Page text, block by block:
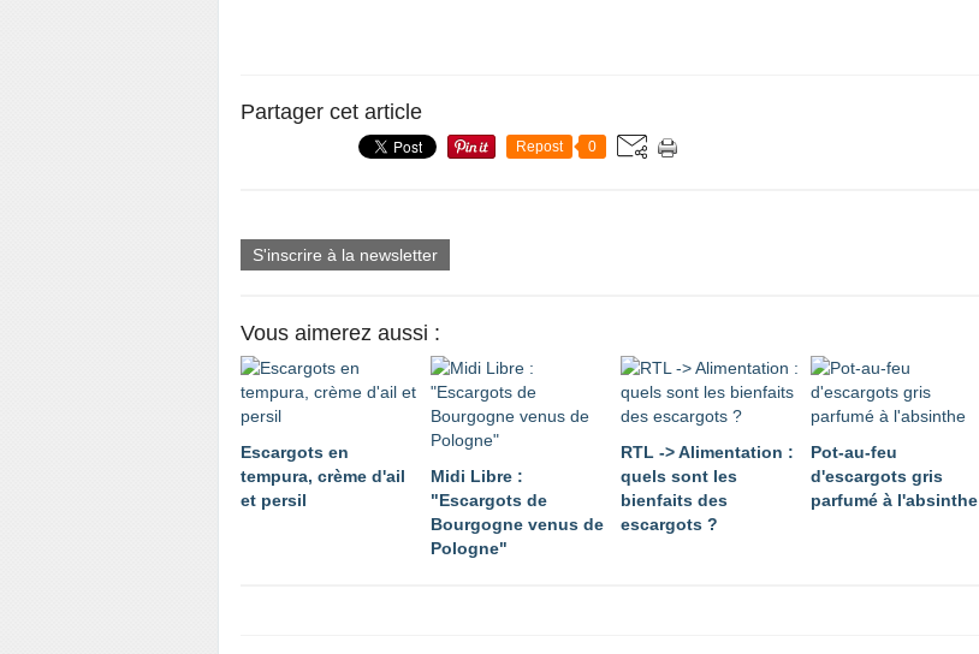
Partager cet article
Repost 0
S'inscrire à la newsletter
Vous aimerez aussi :
Escargots en
tempura, crème d'ail
et persil
Midi Libre :
"Escargots de
Bourgogne venus de
Pologne"
RTL -> Alimentation :
quels sont les
bienfaits des
escargots ?
Pot-au-feu
d'escargots gris
parfumé à l'absinthe